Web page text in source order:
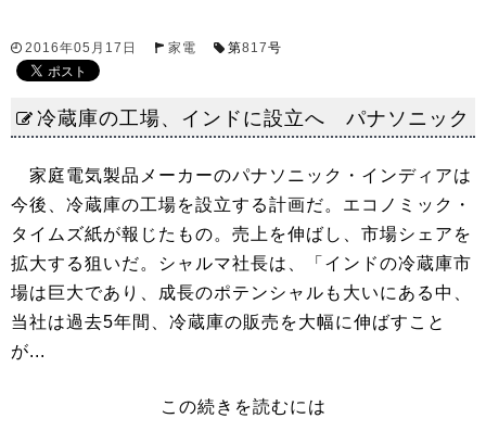
2016年05月17日 家電 第817号
冷蔵庫の工場、インドに設立へ パナソニック
家庭電気製品メーカーのパナソニック・インディアは
今後、冷蔵庫の工場を設立する計画だ。エコノミック・
タイムズ紙が報じたもの。売上を伸ばし、市場シェアを
拡大する狙いだ。シャルマ社長は、「インドの冷蔵庫市
場は巨大であり、成長のポテンシャルも大いにある中、
当社は過去5年間、冷蔵庫の販売を大幅に伸ばすこと
が...
この続きを読むには